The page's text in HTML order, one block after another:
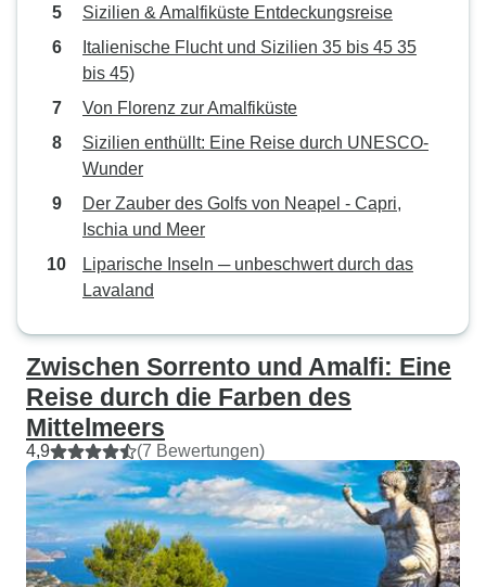
Sizilien & Amalfiküste Entdeckungsreise
Italienische Flucht und Sizilien 35 bis 45 35
bis 45)
Von Florenz zur Amalfiküste
Sizilien enthüllt: Eine Reise durch UNESCO-
Wunder
Der Zauber des Golfs von Neapel - Capri,
Ischia und Meer
Liparische Inseln ─ unbeschwert durch das
Lavaland
Zwischen Sorrento und Amalfi: Eine
Reise durch die Farben des
Mittelmeers
4,9 (7 Bewertungen)